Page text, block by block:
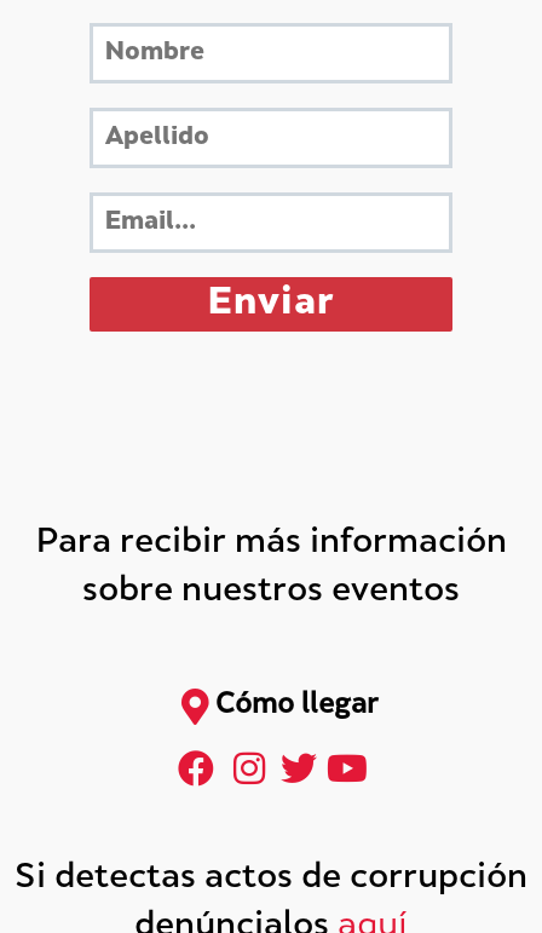
Para recibir más información
sobre nuestros eventos
Cómo llegar
Si detectas actos de corrupción